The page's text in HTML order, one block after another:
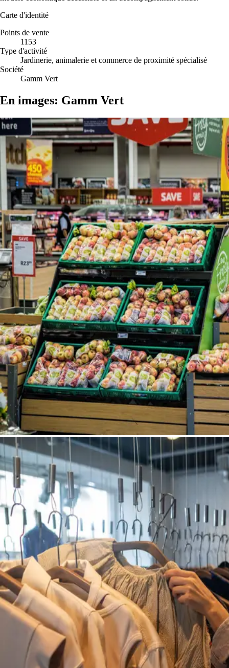
Carte d'identité
Points de vente
1153
Type d'activité
Jardinerie, animalerie et commerce de proximité spécialisé
Société
Gamm Vert
En images: Gamm Vert